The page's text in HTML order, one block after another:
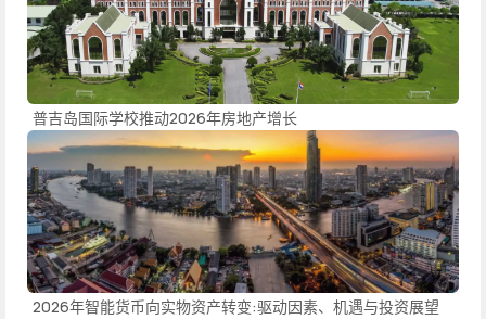
普吉岛国际学校推动2026年房地产增长
2026年智能货币向实物资产转变:驱动因素、机遇与投资展望